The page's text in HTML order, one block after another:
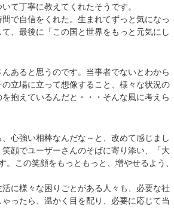
て丁寧に教えてくれたそうです。
で自信をくれた。生まれてずっと気になっ
、最後に「この国と世界をもっと元気にし
あると思うのです。当事者でないとわから
立場に立って想像すること、様々な状況の
抱えているんだと・・・そんな風に考えら
心強い相棒なんだな～と、改めて感じまし
顔でユーザーさんのそばに寄り添い、「大
この笑顔をもっともっと、増やせるよう、
に様々な困りごとがある人々も、必要な社
ったら、温かく目を配り、必要に応じて当